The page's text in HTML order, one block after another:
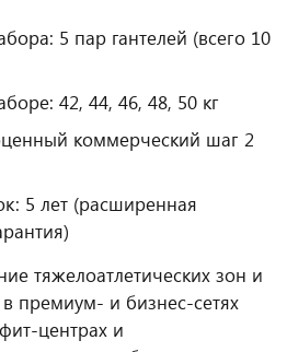
5 пар гантелей (всего 10
42, 44, 46, 48, 50 кг
коммерческий шаг 2
5 лет (расширенная
тяжелоатлетических зон и
премиум- и бизнес-сетях
центрах и